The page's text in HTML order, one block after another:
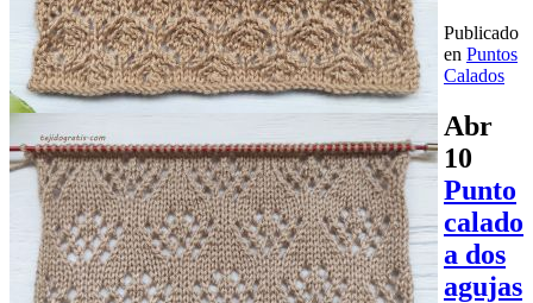
Publicado
en Puntos
Calados
Abr
10
Punto
calado
a dos
agujas